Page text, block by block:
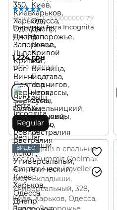
Артикул: TI 2000000001791
Вкладыш Terra Incognita
Комфорт
1 224 грн
Нет в наличии
Ростовка
Regular
ВИДЕО